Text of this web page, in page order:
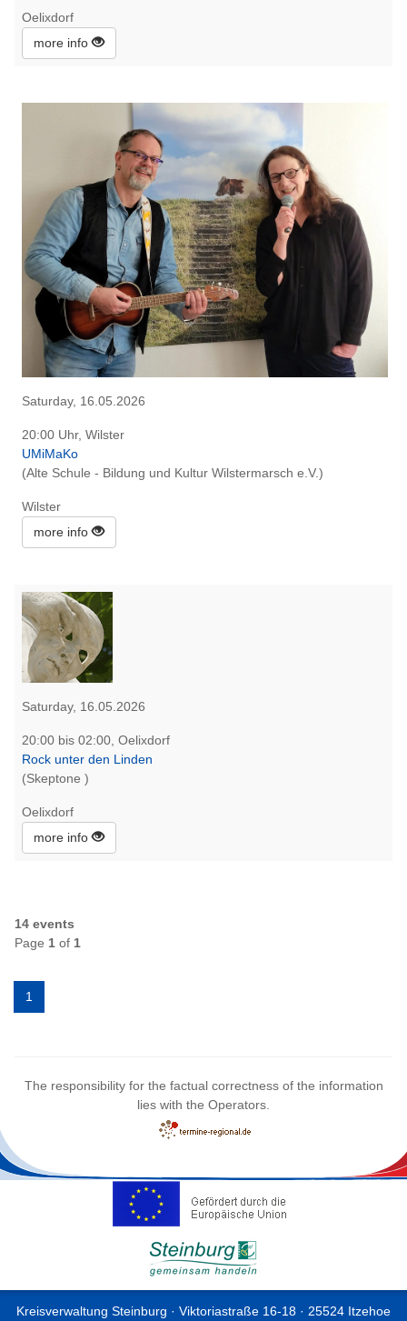
Oelixdorf
more info
Saturday, 16.05.2026
20:00 Uhr, Wilster
UMiMaKo
(Alte Schule - Bildung und Kultur Wilstermarsch e.V.)
Wilster
more info
Saturday, 16.05.2026
20:00 bis 02:00, Oelixdorf
Rock unter den Linden
(Skeptone )
Oelixdorf
more info
14 events
Page 1 of 1
1
The responsibility for the factual correctness of the information
lies with the Operators.
Kreisverwaltung Steinburg · Viktoriastraße 16-18 · 25524 Itzehoe